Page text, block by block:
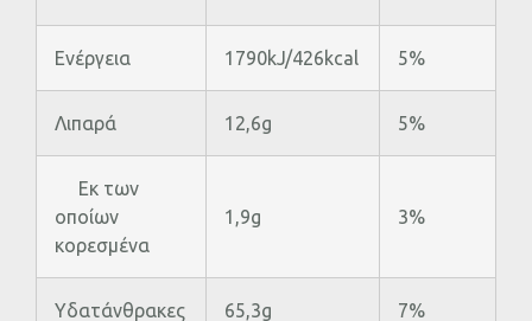
Ενέργεια 1790kJ/426kcal 5%
Λιπαρά 12,6g 5%
Εκ των
οποίων
κορεσµένα
1,9g 3%
Υδατάνθρακες 65,3g 7%